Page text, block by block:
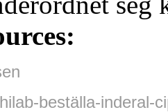
beställa-inderal-